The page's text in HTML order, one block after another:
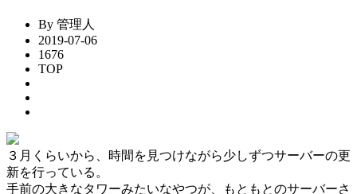
By 管理人
2019-07-06
1676
TOP
３月くらいから、時間を見つけながら少しずつサーバーの更
新を行っている。
手前の大きなタワーみたいなやつが、もともとのサーバーさ